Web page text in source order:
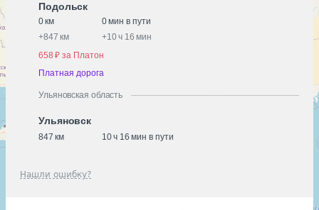
Подольск
0 км
0 мин в пути
+847 км +10 ч 16 мин
658 ₽ за Платон
Платная дорога
Ульяновская область
Ульяновск
847 км 10 ч 16 мин в пути
Нашли ошибку?